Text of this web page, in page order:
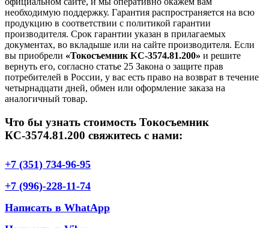
необходимую поддержку. Гарантия распространяется на всю
продукцию в соответствии с политикой гарантии
производителя. Срок гарантии указан в прилагаемых
документах, во вкладыше или на сайте производителя. Если
вы приобрели «Токосъемник КС-3574.81.200» и решите
вернуть его, согласно статье 25 Закона о защите прав
потребителей в России, у вас есть право на возврат в течение
четырнадцати дней, обмен или оформление заказа на
аналогичный товар.
Что бы узнать стоимость Токосъемник
КС-3574.81.200 свяжитесь с нами:
+7 (351) 734-96-95
+7 (996)-228-11-74
Написать в WhatApp